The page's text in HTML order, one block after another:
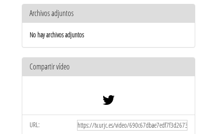
Archivos adjuntos
No hay archivos adjuntos
Compartir vídeo
URL: